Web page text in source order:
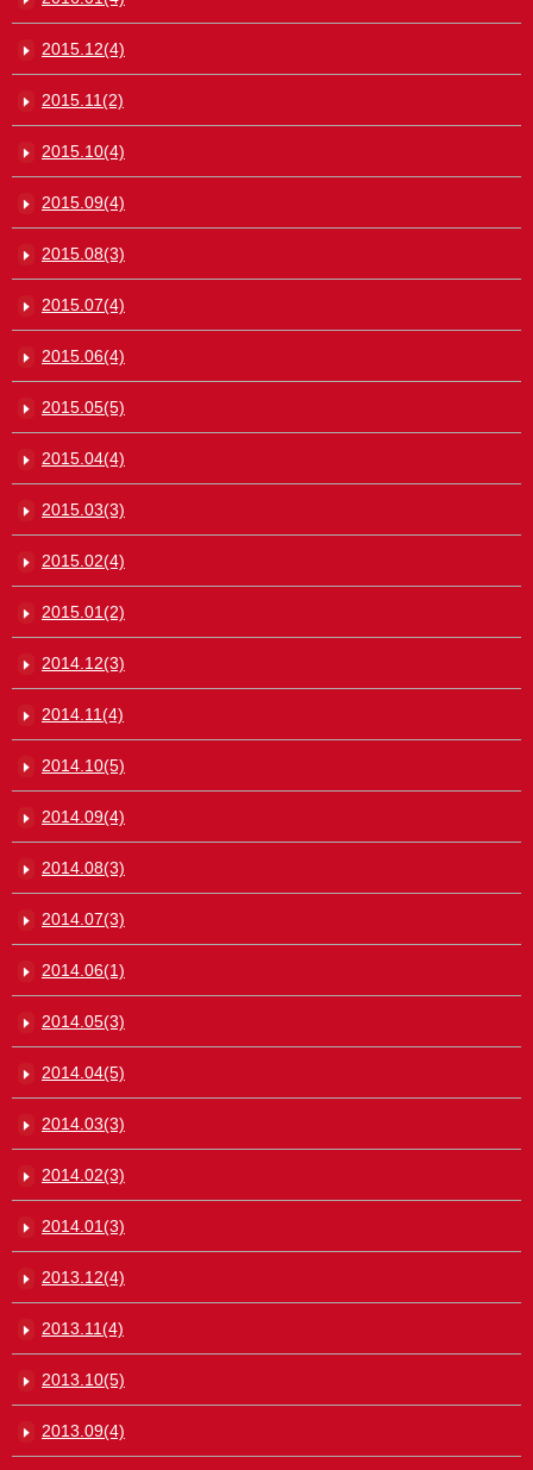
2015.12(4)
2015.11(2)
2015.10(4)
2015.09(4)
2015.08(3)
2015.07(4)
2015.06(4)
2015.05(5)
2015.04(4)
2015.03(3)
2015.02(4)
2015.01(2)
2014.12(3)
2014.11(4)
2014.10(5)
2014.09(4)
2014.08(3)
2014.07(3)
2014.06(1)
2014.05(3)
2014.04(5)
2014.03(3)
2014.02(3)
2014.01(3)
2013.12(4)
2013.11(4)
2013.10(5)
2013.09(4)